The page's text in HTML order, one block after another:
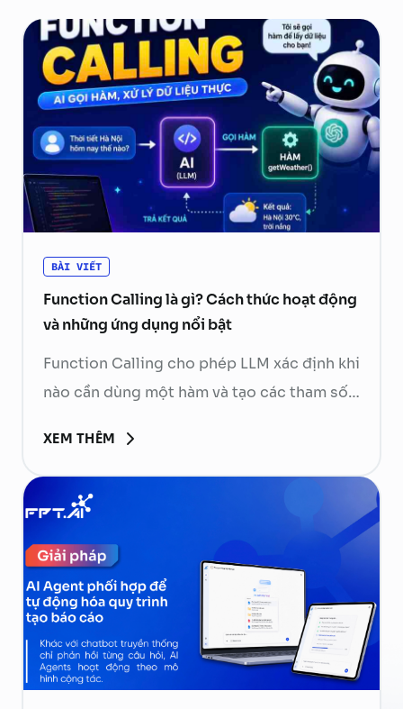
BÀI VIẾT
Function Calling là gì? Cách thức hoạt động
và những ứng dụng nổi bật
Function Calling cho phép LLM xác định khi
nào cần dùng một hàm và tạo các tham số
thực thi hàm rồi gửi kết quả về mô hình để
tạo phản hồi cuối cùng. Hãy cùng FPT.AI
tìm hiểu Function Calling là gì, cách thức
XEM THÊM